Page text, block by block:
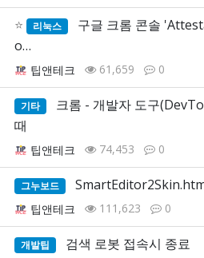
⭐ 리눅스
구글 크롬 콘솔
o…
팁앤테크 61,659 0
기타
크롬 - 개발자 도구
때
팁앤테크 74,453 0
그누보드
팁앤테크 111,623 0
개발팁 검색 로봇 접속시 종료